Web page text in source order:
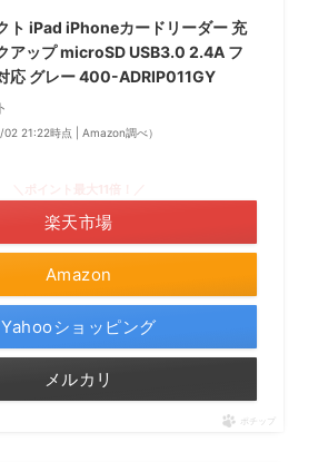
ト iPad iPhoneカードリーダー 充
アップ microSD USB3.0 2.4A フ
応 グレー 400-ADRIP011GY
02 21:22時点 | Amazon調べ）
Amazon
楽天市場
Yahooショッピング
メルカリ
ポチップ